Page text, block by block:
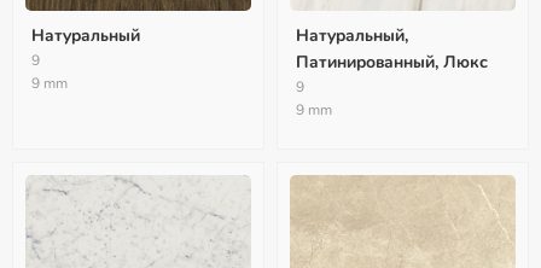
Натуральный
9
9 mm
Натуральный,
Патинированный, Люкс
9
9 mm